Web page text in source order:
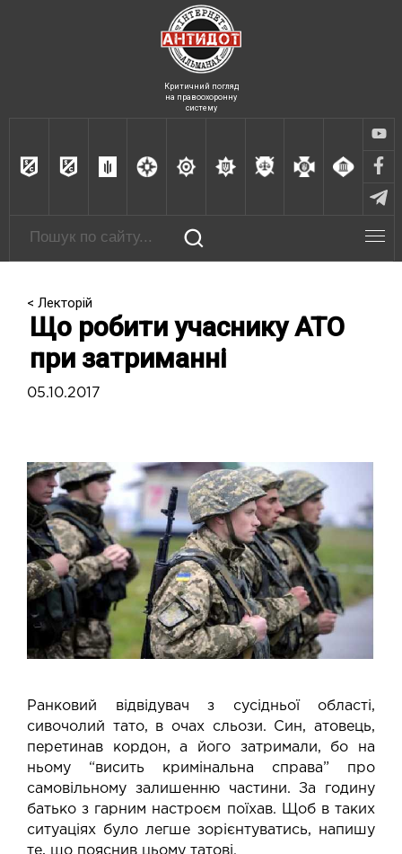
Критичний погляд
на правоохоронну
систему
< Лекторій
Що робити учаснику АТО
при затриманні
05.10.2017
Ранковий відвідувач з сусідньої області,
сивочолий тато, в очах сльози. Син, атовець,
перетинав кордон, а його затримали, бо на
ньому “висить кримінальна справа” про
самовільному залишенню частини. За годину
батько з гарним настроєм поїхав. Щоб в таких
ситуаціях було легше зорієнтуватись, напишу
те, що пояснив цьому татові.